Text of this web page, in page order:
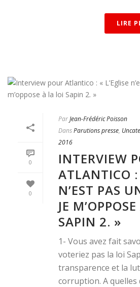
LIRE
0
0
ParJean-Frédéric Poisson
DansParutions presse,
2016
INTERVIEW
ATLANTICO :
N’EST PAS
JE
SAPIN 2. »
1- Vous avez fait
voteriez pas la loi
transparence et la
corruption. A